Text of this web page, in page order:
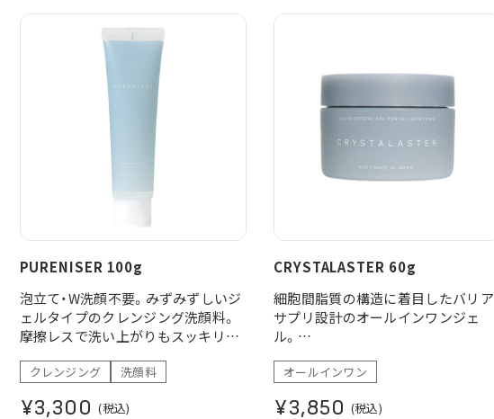
PURENISER 100g
泡立て・W洗顔不要。みずみずしいジ
ェルタイプのクレンジング洗顔料。
摩擦レスで洗い上がりもスッキリな
クレンジング 洗顔料
¥3,300 (税込)
CRYSTALASTER 60g
細胞間脂質の構造に着目したバリア
サプリ設計のオールインワンジェ
ル。
クがこれ1つで叶うスキンケア。
オールインワン
¥3,850 (税込)